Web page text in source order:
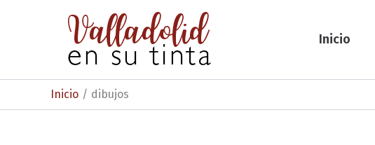
Inicio
Inicio dibujos